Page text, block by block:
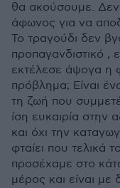
θα ακούσουμε. Δεν
άφωνος για να
Το τραγούδι δεν
προπαγανδιστικό ,
εκτέλεσε άψογα η
πρόβλημα; Είναι
τη ζωή που
ίση ευκαιρία στην
και όχι την
φταίει που τελικά
προσέχαμε στο
μέρος και είναι